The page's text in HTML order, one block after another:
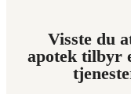
Visste du
apotek tilbyr